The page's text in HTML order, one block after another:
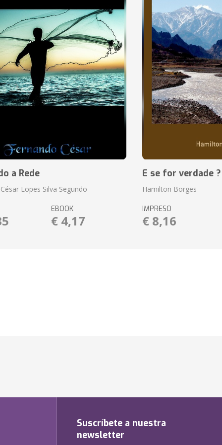
a Rede
Lopes Silva Segundo
EBOOK
€ 4,17
E se for verdade ?
Hamilton Borges
IMPRESO
€ 8,16
Suscríbete a nuestra
newsletter